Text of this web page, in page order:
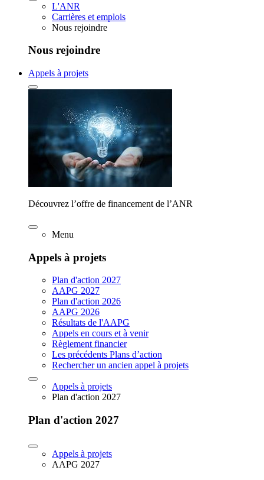
L'ANR
Carrières et emplois
Nous rejoindre
Nous rejoindre
Appels à projets
Découvrez l’offre de financement de l’ANR
Menu
Appels à projets
Plan d'action 2027
AAPG 2027
Plan d'action 2026
AAPG 2026
Résultats de l'AAPG
Appels en cours et à venir
Règlement financier
Les précédents Plans d’action
Rechercher un ancien appel à projets
Appels à projets
Plan d'action 2027
Plan d'action 2027
Appels à projets
AAPG 2027